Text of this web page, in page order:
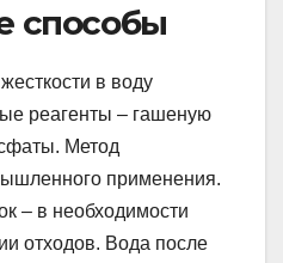
способы
в воду
реагенты – гашеную
Метод
применения.
– в необходимости
отходов. Вода после